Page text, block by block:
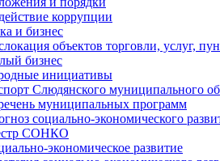
коррупции
и бизнес
объектов торговли, услуг,
бизнес
инициативы
Слюдянского муниципального
муниципальных программ
социально-экономического
СОНКО
экономическое развитие